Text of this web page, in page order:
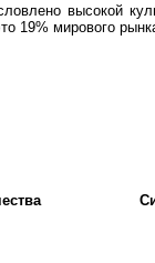
высокой
19% мирового